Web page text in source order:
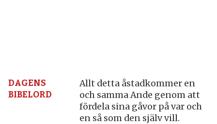
grund
–
DAGENS
BIBELORD
Allt detta åstadkommer en
och samma Ande genom att
fördela sina gåvor på var och
en så som den själv vill.